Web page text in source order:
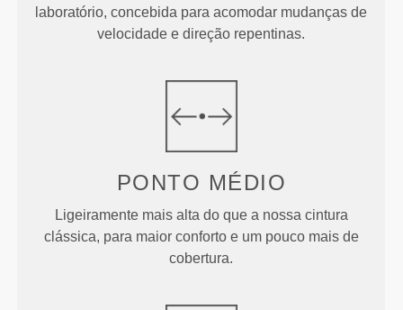
laboratório, concebida para acomodar mudanças de
velocidade e direção repentinas.
PONTO MÉDIO
Ligeiramente mais alta do que a nossa cintura
clássica, para maior conforto e um pouco mais de
cobertura.